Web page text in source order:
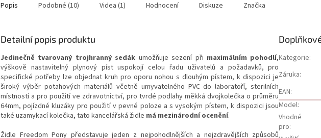
Popis Podobné (10) Videa (1) Hodnocení Diskuze Značka
Detailní popis produktu
Jedinečně tvarovaný trojhranný sedák umožňuje sezení při maximálním pohodlí,
výškově nastavitelný plynový píst uspokojí celou řadu uživatelů a požadavků, pro
specifické potřeby lze objednat kruh pro oporu nohou s dlouhým pístem, k dispozici je
široký výběr potahových materiálů včetně umyvatelného PVC do laboratoří, sterilních
místností a pro použití ve zdravotnictví, pro tvrdé podlahy měkká dvojkolečka o průměru
64mm, pojízdné kluzáky pro použití v pevné poloze a s vysokým pístem, k dispozici jsou
také uzamykací kolečka, tato kancelářská židle má mezinárodní ocenění.
Židle Freedom Pony představuje jeden z nejpohodlnějších a nejzdravějších způsobů
Kategorie:
Záruka:
EAN:
Model:
Vhodné
pro: